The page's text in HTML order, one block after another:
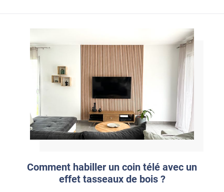
Comment habiller un coin télé avec un
effet tasseaux de bois ?